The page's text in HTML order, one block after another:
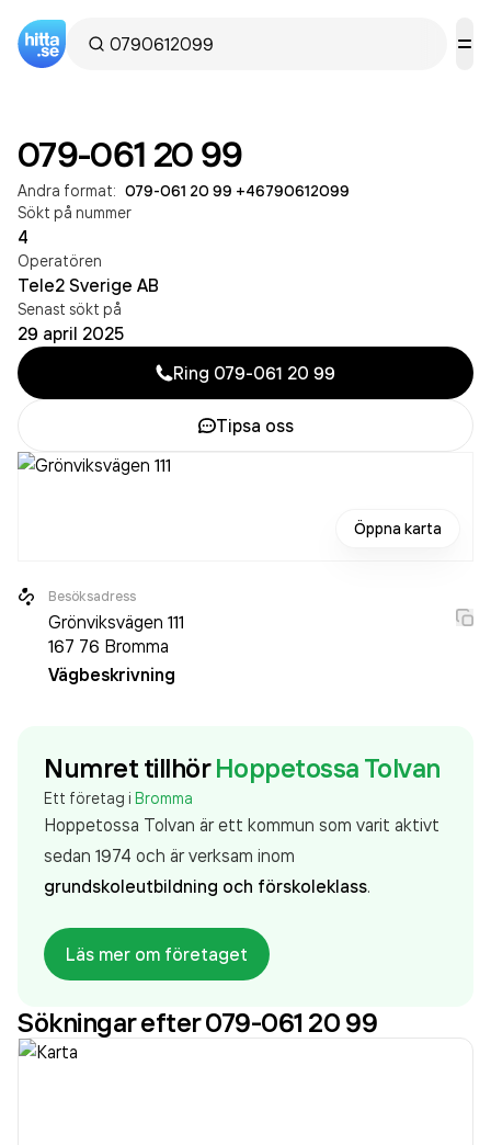
079-061 20 99
Andra format: 079-061 20 99 +46790612099
Sökt på nummer
4
Operatören
Tele2 Sverige AB
Senast sökt på
29 april 2025
Ring 079-061 20 99
Tipsa oss
Öppna karta
Besöksadress
Grönviksvägen 111
167 76 Bromma
Vägbeskrivning
Numret tillhör Hoppetossa Tolvan
Ett företag i Bromma
Hoppetossa Tolvan är ett kommun som varit aktivt
sedan 1974 och är verksam inom
grundskoleutbildning och förskoleklass.
Läs mer om företaget
Sökningar efter 079-061 20 99